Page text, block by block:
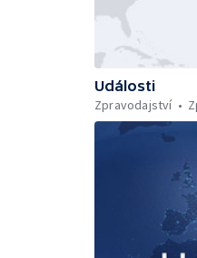
Události
Zpravodajství